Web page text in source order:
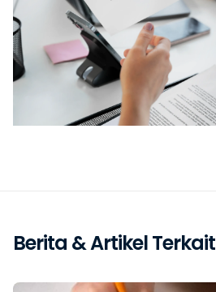
Berita & Artikel Terkait